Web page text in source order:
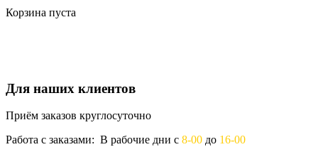
Корзина пуста
Для наших клиентов
Приём заказов круглосуточно
Работа с заказами: В рабочие дни с 8-00 до 16-00